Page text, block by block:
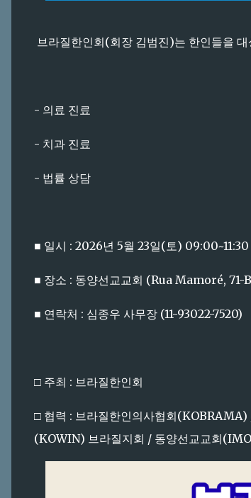
브라질한인회(회장 김범진)는 한인들을
- 의료 진료
- 치과 진료
- 법률 상담
■ 일시 : 2026년 5월 23일(토) 09:00~11:30
■ 장소 : 동양선교교회 (Rua Mamoré,
■ 연락처 : 심종우 사무장 (11-93022-7520)
□ 주최 : 브라질한인회
□ 협력 : 브라질한인의사협회
(KOWIN) 브라질지회 / 동양선교교회